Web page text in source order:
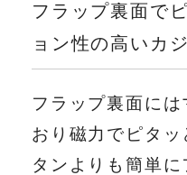
フラップ裏面で
ョン性の高いカ
フラップ裏面に
おり磁力でピタ
タンよりも簡単